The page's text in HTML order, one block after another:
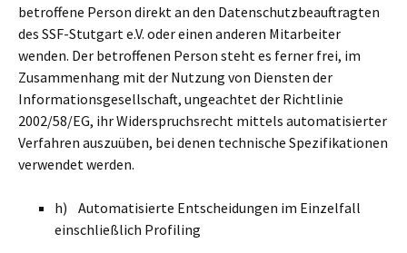
betroffene Person direkt an den Datenschutzbeauftragten
des SSF-Stutgart e.V. oder einen anderen Mitarbeiter
wenden. Der betroffenen Person steht es ferner frei, im
Zusammenhang mit der Nutzung von Diensten der
Informationsgesellschaft, ungeachtet der Richtlinie
2002/58/EG, ihr Widerspruchsrecht mittels automatisierter
Verfahren auszuüben, bei denen technische Spezifikationen
verwendet werden.
h) Automatisierte Entscheidungen im Einzelfall
einschließlich Profiling